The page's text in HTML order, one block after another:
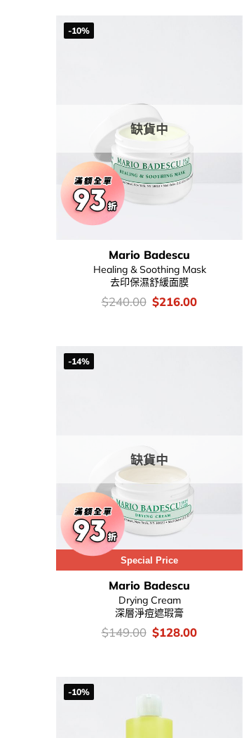
-10%
缺貨中
Mario Badescu
Healing & Soothing Mask
去印保濕舒緩面膜
價
錢：
$240.00 Original
price
$216.00Current
-14%
Special Price
缺貨中
Mario Badescu
Drying Cream
深層淨痘遮瑕膏
價
錢：
$149.00 Original
price
$128.00Current
-10%